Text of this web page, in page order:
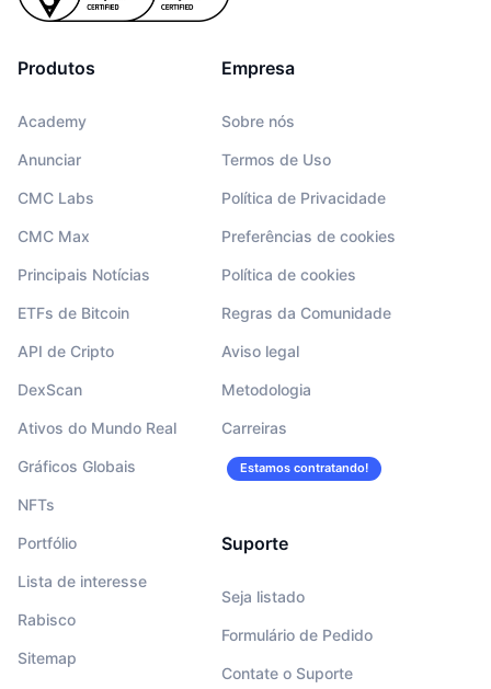
Produtos
Academy
Anunciar
CMC Labs
CMC Max
Principais Notícias
ETFs de Bitcoin
API de Cripto
DexScan
Ativos do Mundo Real
Gráficos Globais
NFTs
Portfólio
Lista de interesse
Rabisco
Sitemap
Empresa
Sobre nós
Termos de Uso
Política de Privacidade
Preferências de cookies
Política de cookies
Regras da Comunidade
Aviso legal
Metodologia
Carreiras
Estamos contratando!
Suporte
Seja listado
Formulário de Pedido
Contate o Suporte